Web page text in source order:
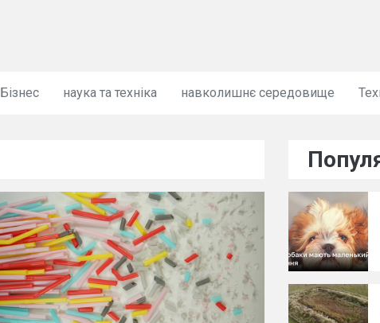
Бізнес наука та техніка навколишнє середовище